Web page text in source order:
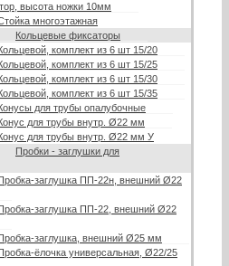
высота ножки 10мм
многоэтажная
Кольцевые фиксаторы
комплект из 6 шт 15/20
комплект из 6 шт 15/25
комплект из 6 шт 15/30
комплект из 6 шт 15/35
для трубы опалубочные
для трубы внутр. Ø22 мм
для трубы внутр. Ø22 мм У
Пробки - заглушки для
заглушка ПП-22н, внешний Ø22
заглушка ПП-22, внешний Ø22
заглушка, внешний Ø25 мм
ёлочка универсальная, Ø22/25